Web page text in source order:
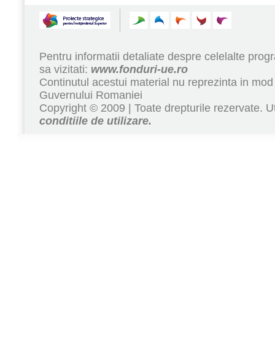
Pentru informatii detaliate despre celelalte
sa vizitati: www.fonduri-ue.ro
Continutul acestui material nu reprezinta in
Guvernului Romaniei
Copyright © 2009 | Toate drepturile rezervate.
conditiile de utilizare.